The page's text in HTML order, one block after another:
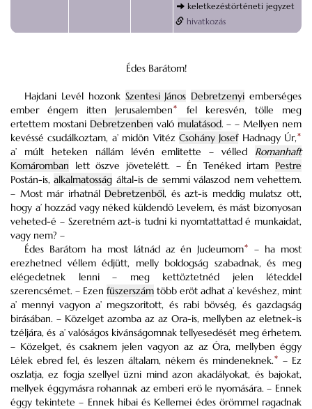
keletkezéstörténeti jegyzet
hivatkozás
Édes Barátom!
Hajdani Levél hozonk Szentesi János Debretzenyi emberséges
ember éngem itten Jerusalemben *
fel keresvén, tölle meg
ertettem mostani Debretzenben való mulatásod. – – Mellyen nem
kevéssé csudálkoztam, a’ midön Vitéz Csohány JosefHadnagy Úr,*
a’ múlt heteken nállám lévén emlitette – vélled Romanhaft
Komáromban lett öszve jövetelétt. – Én Tenéked irtam Pestre
Postán-is,alkalmatosság által-is de semmi válaszod nem vehettem.
– Most már irhatnál Debretzenből, és azt-is meddig mulatsz ott,
hogy a’ hozzád vagy néked küldendö Levelem, és mást bizonyosan
veheted-é – Szeretném azt-is tudni ki nyomtattattad é munkaidat,
vagy nem? –
Édes Barátom ha most látnád az én Judeumom*
– ha most
erezhetned véllem édjütt, melly boldogság szabadnak, és meg
elégedetnek lenni – meg kettöztetnéd jelen léteddel
szerencsémet. – Ezen füszerszám több eröt adhat a’ kevéshez, mint
a’ mennyi vagyon a’ megszoritott, és rabi bövség, és gazdagság
birásában. – Közelget azomba az az Ora-is, mellyben az eletnek-is
tzéljára, és a’ valóságos kivánságomnak tellyesedését meg érhetem.
– Közelget, és csaknem jelen vagyon az az Óra, mellyben éggy
Lélek ebred fel, és leszen általam, nékem és mindeneknek.*
– Ez
oszlatja, ez fogja szellyel üzni mind azon akadályokat, és bajokat,
mellyek éggymásra rohannak az emberi erö le nyomására. – Ennek
éggy tekintete – Ennek hibai és Kellemei édes örömmel ragadnak